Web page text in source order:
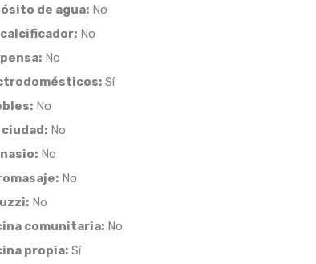
de agua: No
No
No
Sí
No
ciudad: No
No
No
No
comunitaria: No
propia: Sí